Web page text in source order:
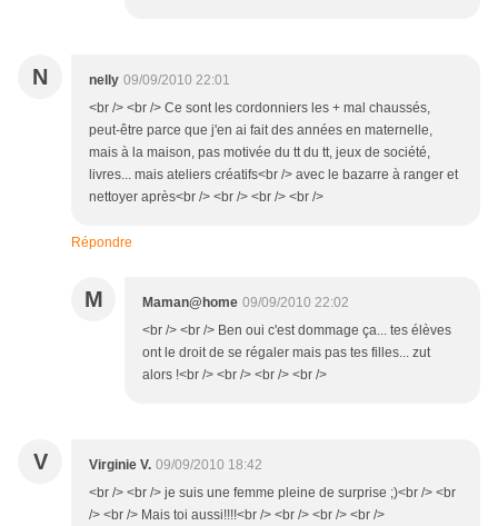
N nelly 09/09/2010 22:01
<br /> <br /> Ce sont les cordonniers les + mal chaussés,
peut-être parce que j'en ai fait des années en maternelle,
mais à la maison, pas motivée du tt du tt, jeux de société,
livres... mais ateliers créatifs<br /> avec le bazarre à ranger et
nettoyer après<br /> <br /> <br /> <br />
Répondre
M Maman@home 09/09/2010 22:02
<br /> <br /> Ben oui c'est dommage ça... tes élèves
ont le droit de se régaler mais pas tes filles... zut
alors !<br /> <br /> <br /> <br />
V Virginie V. 09/09/2010 18:42
<br /> <br /> je suis une femme pleine de surprise ;)<br /> <br
/> <br /> Mais toi aussi!!!!<br /> <br /> <br /> <br />